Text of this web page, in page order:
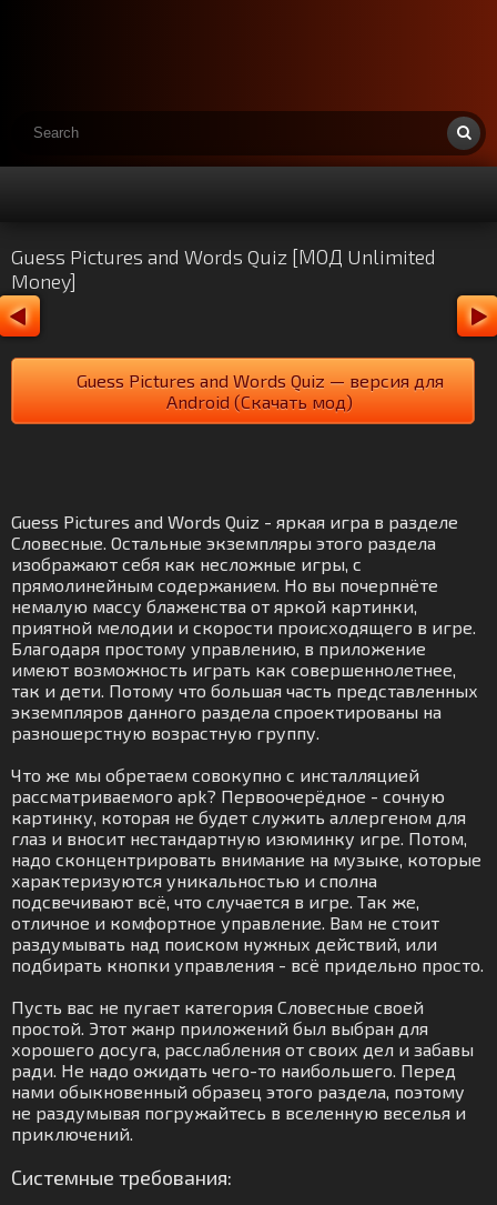
Guess Pictures and Words Quiz [МОД Unlimited
Money]
Guess Pictures and Words Quiz — версия для
Android (Скачать мод)
Guess Pictures and Words Quiz - яркая игра в разделе
Словесные. Остальные экземпляры этого раздела
изображают себя как несложные игры, с
прямолинейным содержанием. Но вы почерпнёте
немалую массу блаженства от яркой картинки,
приятной мелодии и скорости происходящего в игре.
Благодаря простому управлению, в приложение
имеют возможность играть как совершеннолетнее,
так и дети. Потому что большая часть представленных
экземпляров данного раздела спроектированы на
разношерстную возрастную группу.
Что же мы обретаем совокупно с инсталляцией
рассматриваемого apk? Первоочерёдное - сочную
картинку, которая не будет служить аллергеном для
глаз и вносит нестандартную изюминку игре. Потом,
надо сконцентрировать внимание на музыке, которые
характеризуются уникальностью и сполна
подсвечивают всё, что случается в игре. Так же,
отличное и комфортное управление. Вам не стоит
раздумывать над поиском нужных действий, или
подбирать кнопки управления - всё придельно просто.
Пусть вас не пугает категория Словесные своей
простой. Этот жанр приложений был выбран для
хорошего досуга, расслабления от своих дел и забавы
ради. Не надо ожидать чего-то наибольшего. Перед
нами обыкновенный образец этого раздела, поэтому
не раздумывая погружайтесь в вселенную веселья и
приключений.
Системные требования: